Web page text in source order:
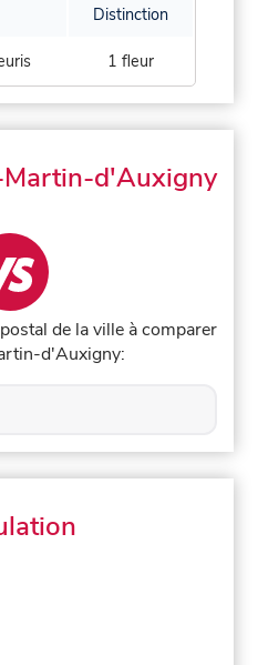
Distinction
1 fleur
d'Auxigny
de la ville à comparer
d'Auxigny: